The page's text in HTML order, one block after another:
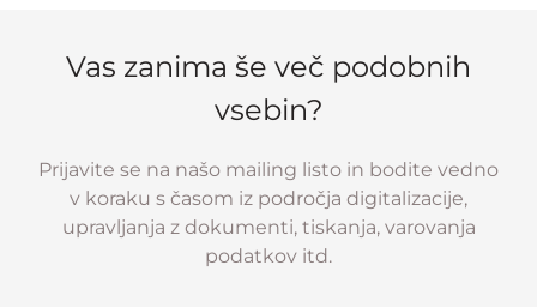
Vas zanima še več podobnih
vsebin?
Prijavite se na našo mailing listo in bodite vedno
v koraku s časom iz področja digitalizacije,
upravljanja z dokumenti, tiskanja, varovanja
podatkov itd.